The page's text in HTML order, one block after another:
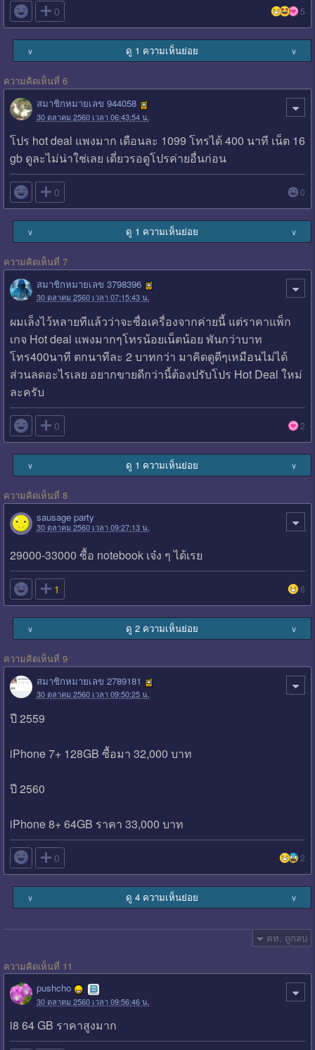
 0 5
∨ ดู 1 ความเห็นย่อย ∨
ความคิดเห็นที่ 6
สมาชิกหมายเลข 944058
30 ตุลาคม 2560 เวลา 06:43:54 น.
โปร hot deal แพงมาก เดือนละ 1099 โทรได้ 400 นาที เน็ต 16
gb ดูละไม่น่าใช่เลย เดี่ยวรอดูโปรค่ายอื่นก่อน
 0 0
∨ ดู 1 ความเห็นย่อย ∨
ความคิดเห็นที่ 7
สมาชิกหมายเลข 3798396
30 ตุลาคม 2560 เวลา 07:15:43 น.
ผมเล็งไว้หลายทีแล้วว่าจะซื่อเครื่องจากค่ายนี้ แต่ราคาแพ็ก
เกจ Hot deal แพงมากๆโทรน้อยเน็ตน้อย พันกว่าบาท
โทร400นาที ตกนาทีละ 2 บาทกว่า มาคิดดูดีๆเหมือนไม่ได้
ส่วนลดอะไรเลย อยากขายดีกว่านี้ต้องปรับโปร Hot Deal ใหม่
ละครับ
 0 2
∨ ดู 1 ความเห็นย่อย ∨
ความคิดเห็นที่ 8
sausage party
30 ตุลาคม 2560 เวลา 09:27:13 น.
29000-33000 ซื้อ notebook เจ๋ง ๆ ได้เรย
 1 6
∨ ดู 2 ความเห็นย่อย ∨
ความคิดเห็นที่ 9
สมาชิกหมายเลข 2789181
30 ตุลาคม 2560 เวลา 09:50:25 น.
ปี 2559
iPhone 7+ 128GB ซื้อมา 32,000 บาท
ปี 2560
iPhone 8+ 64GB ราคา 33,000 บาท
 0 2
∨ ดู 4 ความเห็นย่อย ∨
คห. ถูกลบ
ความคิดเห็นที่ 11
pushcho
30 ตุลาคม 2560 เวลา 09:56:46 น.
i8 64 GB ราคาสูงมาก